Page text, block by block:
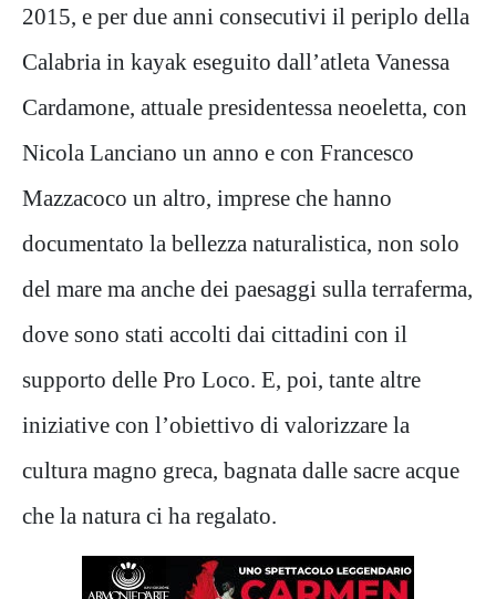
2015, e per due anni consecutivi il periplo della
Calabria in kayak eseguito dall’atleta Vanessa
Cardamone, attuale presidentessa neoeletta, con
Nicola Lanciano un anno e con Francesco
Mazzacoco un altro, imprese che hanno
documentato la bellezza naturalistica, non solo
del mare ma anche dei paesaggi sulla terraferma,
dove sono stati accolti dai cittadini con il
supporto delle Pro Loco. E, poi, tante altre
iniziative con l’obiettivo di valorizzare la
cultura magno greca, bagnata dalle sacre acque
che la natura ci ha regalato.